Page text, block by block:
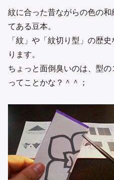
紋に合った昔ながらの色の
てある豆本。
「紋」や「紋切り型」の歴
ります。
ちょっと面倒臭いのは、型
ってことかな？＾＾；